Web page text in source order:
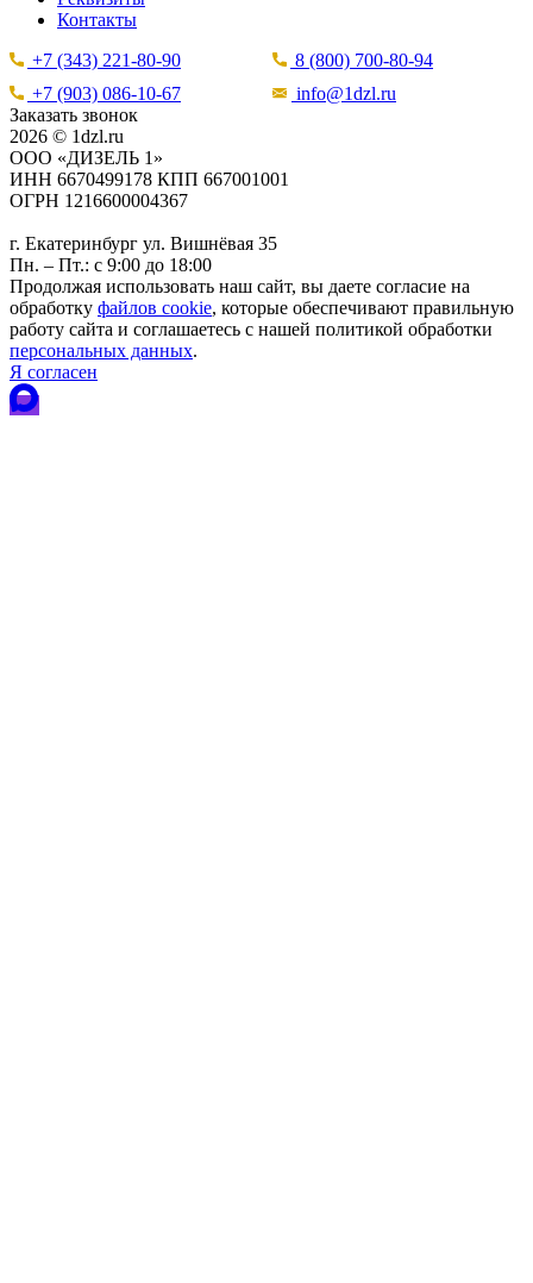
Контакты
+7 (343) 221-80-90
8 (800) 700-80-94
+7 (903) 086-10-67
info@1dzl.ru
Заказать звонок
2026 © 1dzl.ru
ООО «ДИЗЕЛЬ 1»
ИНН 6670499178 КПП 667001001
ОГРН 1216600004367
г. Екатеринбург ул. Вишнёвая 35
Пн. – Пт.: с 9:00 до 18:00
Продолжая использовать наш сайт, вы даете согласие на
обработку файлов cookie, которые обеспечивают правильную
работу сайта и соглашаетесь с нашей политикой обработки
персональных данных.
Я согласен